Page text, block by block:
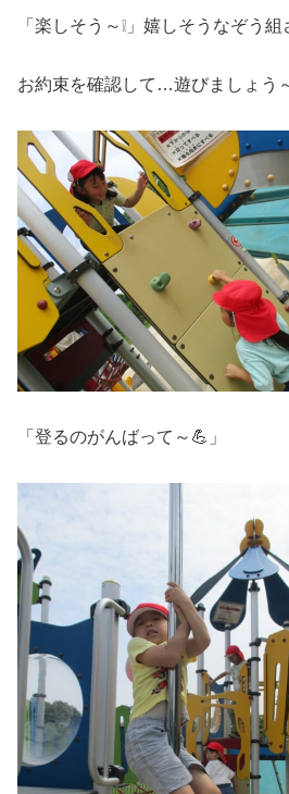
「楽しそう～❕」嬉しそうなぞう
お約束を確認して…遊びましょう
「登るのがんばって～💪」